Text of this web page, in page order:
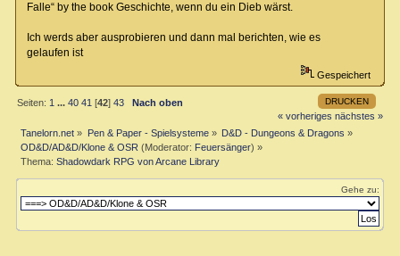
Falle“ by the book Geschichte, wenn du ein Dieb wärst.
Ich werds aber ausprobieren und dann mal berichten, wie es
gelaufen ist
Gespeichert
DRUCKEN
Seiten: 1 ...40 41 [42]43
Nach oben
« vorheriges nächstes »
Tanelorn.net » Pen & Paper - Spielsysteme» D&D - Dungeons & Dragons »
OD&D/AD&D/Klone & OSR (Moderator: Feuersänger) »
Thema:Shadowdark RPG von Arcane Library
Gehe zu: